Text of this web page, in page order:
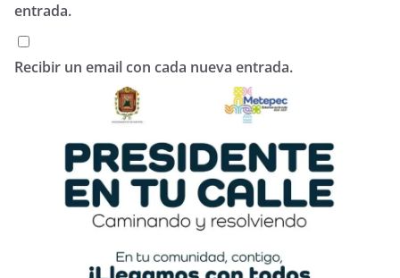
entrada.
Recibir un email con cada nueva entrada.